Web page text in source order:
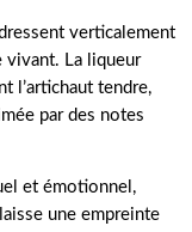
verticalement
vivant. La liqueur
l’artichaut tendre,
par des notes
et émotionnel,
une empreinte